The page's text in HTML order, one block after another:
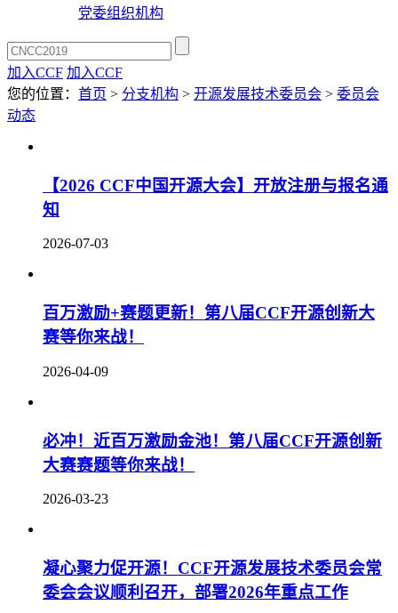
党委组织机构
加入CCF 加入CCF
您的位置： 首页 > 分支机构 > 开源发展技术委员会 > 委员会
动态
【2026 CCF中国开源大会】开放注册与报名通
知
2026-07-03
百万激励+赛题更新！第八届CCF开源创新大
赛等你来战！
2026-04-09
必冲！近百万激励金池！第八届CCF开源创新
大赛赛题等你来战！
2026-03-23
凝心聚力促开源！CCF开源发展技术委员会常
委会会议顺利召开，部署2026年重点工作